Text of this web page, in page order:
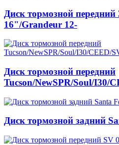
Диск тормозной
16"/Grandeur 12-
Диск тормозной передний
Tucson/NewSPR/Soul/I30/
Диск тормозной задний